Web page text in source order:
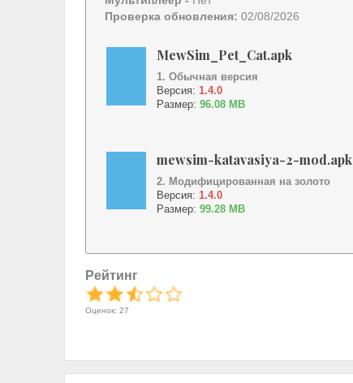
Проверка обновления: 02/08/2026
MewSim_Pet_Cat.apk
1. Обычная версия
Версия: 1.4.0
Размер: 96.08 MB
mewsim-katavasiya-2-mod.apk
2. Модифицированная на золото
Версия: 1.4.0
Размер: 99.28 MB
Рейтинг
Оценок: 27